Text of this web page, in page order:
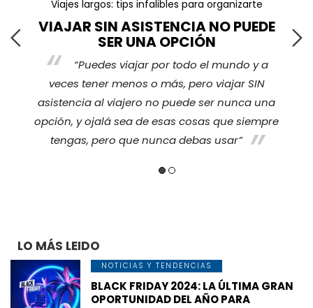
Viajes largos: tips infalibles para organizarte
VIAJAR SIN ASISTENCIA NO PUEDE
SER UNA OPCIÓN
“Puedes viajar por todo el mundo y a
veces tener menos o más, pero viajar SIN
asistencia al viajero no puede ser nunca una
opción, y ojalá sea de esas cosas que siempre
tengas, pero que nunca debas usar”
LO MÁS LEIDO
NOTICIAS Y TENDENCIAS
BLACK FRIDAY 2024: LA ÚLTIMA GRAN
OPORTUNIDAD DEL AÑO PARA